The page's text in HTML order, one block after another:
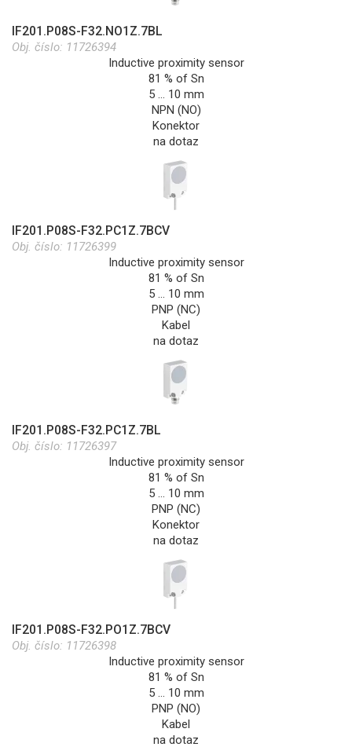
IF201.P08S-F32.NO1Z.7BL
Obj. číslo: 11726394
Inductive proximity sensor
81 % of Sn
5 … 10 mm
NPN (NO)
Konektor
na dotaz
IF201.P08S-F32.PC1Z.7BCV
Obj. číslo: 11726399
Inductive proximity sensor
81 % of Sn
5 … 10 mm
PNP (NC)
Kabel
na dotaz
IF201.P08S-F32.PC1Z.7BL
Obj. číslo: 11726397
Inductive proximity sensor
81 % of Sn
5 … 10 mm
PNP (NC)
Konektor
na dotaz
IF201.P08S-F32.PO1Z.7BCV
Obj. číslo: 11726398
Inductive proximity sensor
81 % of Sn
5 … 10 mm
PNP (NO)
Kabel
na dotaz